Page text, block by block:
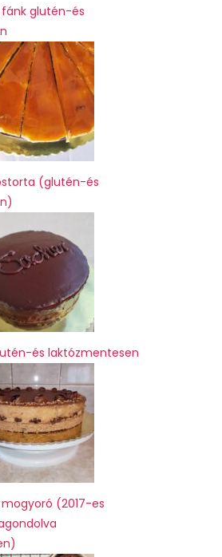
glutén-és
(glutén-és
és laktózmentesen
(2017-es